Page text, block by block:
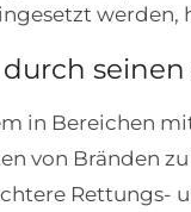
werden,
in Bereichen
von Bränden
Rettungs-